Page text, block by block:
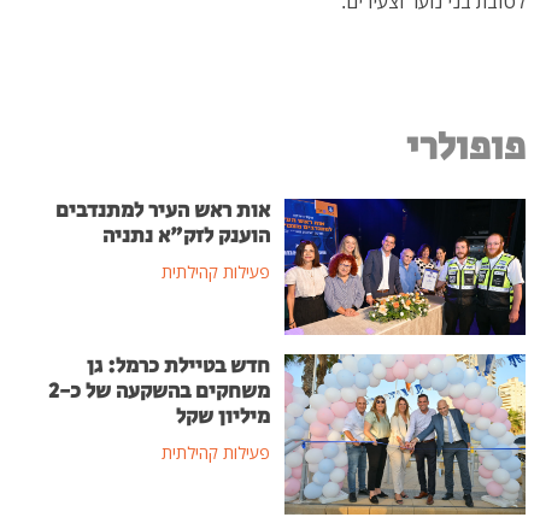
פופולרי
אות ראש העיר למתנדבים
הוענק לזק"א נתניה
פעילות קהילתית
חדש בטיילת כרמל: גן
משחקים בהשקעה של כ-2
מיליון שקל
פעילות קהילתית